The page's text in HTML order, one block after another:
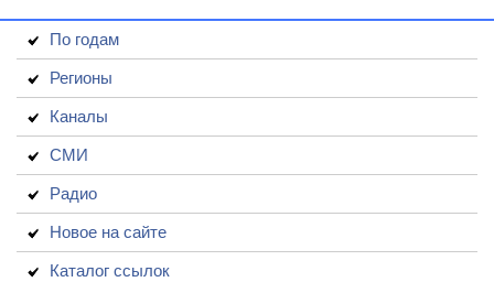
По годам
Регионы
Каналы
СМИ
Радио
Новое на сайте
Каталог ссылок